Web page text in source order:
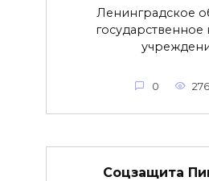
Ленинградское
государственное
0 276
Соцзащита